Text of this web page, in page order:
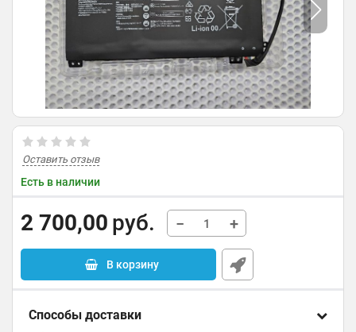
Оставить отзыв
Есть в наличии
2 700,00 руб. − +
В корзину
Способы доставки